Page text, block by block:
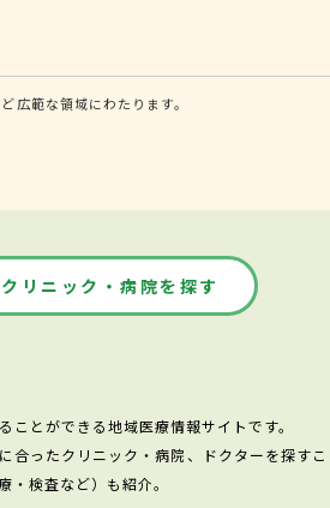
広範な領域にわたります。
クリニック・病院を探す
とができる地域医療情報サイトです。
ったクリニック・病院、ドクターを探すこ
検査など）も紹介。